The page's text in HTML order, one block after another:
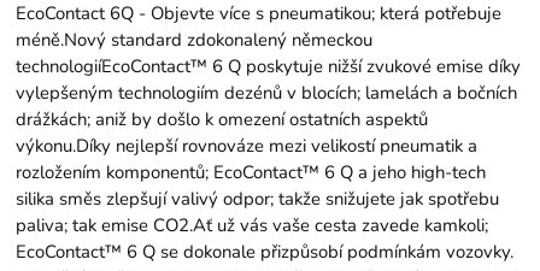
EcoContact 6Q - Objevte více s pneumatikou; která potřebuje
méně.Nový standard zdokonalený německou
technologiíEcoContact™ 6 Q poskytuje nižší zvukové emise díky
vylepšeným technologiím dezénů v blocích; lamelách a bočních
drážkách; aniž by došlo k omezení ostatních aspektů
výkonu.Díky nejlepší rovnováze mezi velikostí pneumatik a
rozložením komponentů; EcoContact™ 6 Q a jeho high-tech
silika směs zlepšují valivý odpor; takže snižujete jak spotřebu
paliva; tak emise CO2.Ať už vás vaše cesta zavede kamkoli;
EcoContact™ 6 Q se dokonale přizpůsobí podmínkám vozovky.